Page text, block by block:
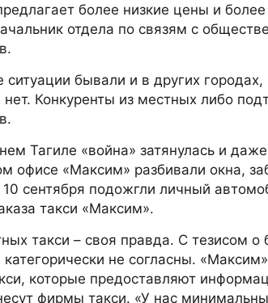
более низкие цены и
отдела по связям с
ситуации бывали и в других
нет. Конкуренты из местных либо
Тагиле «война» затянулась и
офисе «Максим» разбивали окна,
сентября подожгли личный
такси «Максим».
такси – своя правда. C тезисом
категорически не согласны.
которые предоставляют
фирмы такси. «У нас